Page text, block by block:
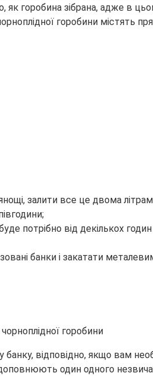
як горобина зібрана, адже в
горобини містять
залити все це двома
потрібно від декількох
банки і закатати
банку, відповідно, якщо вам
один одного